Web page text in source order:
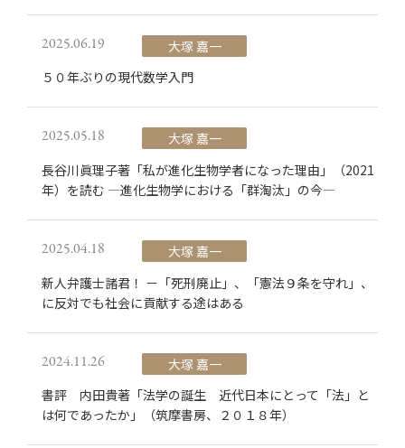
2025.06.19
大塚 嘉一
５０年ぶりの現代数学入門
2025.05.18
大塚 嘉一
長谷川眞理子著「私が進化生物学者になった理由」（2021
年）を読む ―進化生物学における「群淘汰」の今―
2025.04.18
大塚 嘉一
新人弁護士諸君！ －「死刑廃止」、「憲法９条を守れ」、
に反対でも社会に貢献する途はある
2024.11.26
大塚 嘉一
書評 内田貴著「法学の誕生 近代日本にとって「法」と
は何であったか」（筑摩書房、２０１８年）